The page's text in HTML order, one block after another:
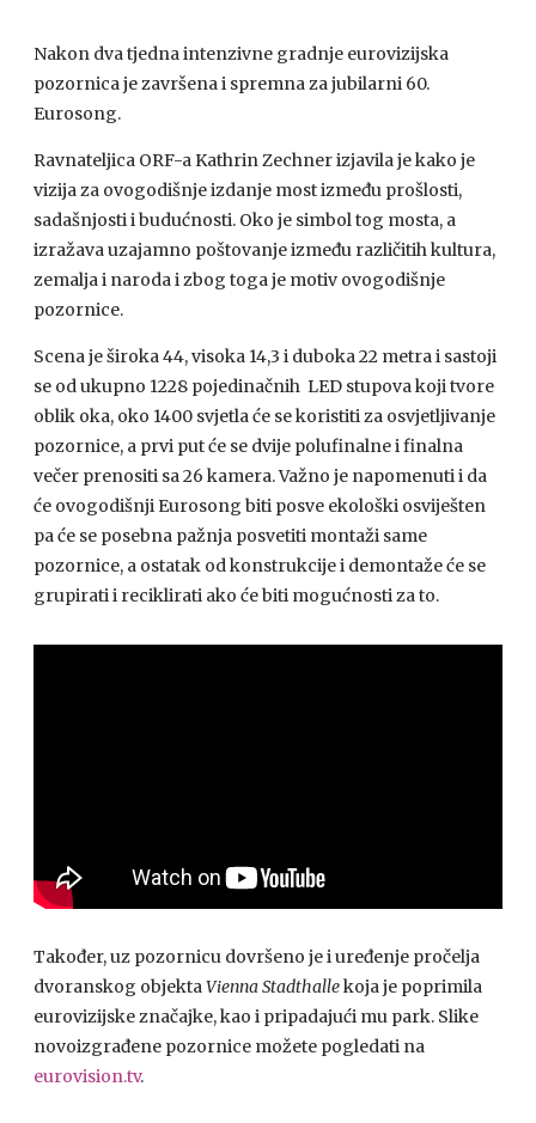
Nakon dva tjedna intenzivne gradnje eurovizijska
pozornica je završena i spremna za jubilarni 60.
Eurosong.
Ravnateljica ORF-a Kathrin Zechner izjavila je kako je
vizija za ovogodišnje izdanje most između prošlosti,
sadašnjosti i budućnosti. Oko je simbol tog mosta, a
izražava uzajamno poštovanje između različitih kultura,
zemalja i naroda i zbog toga je motiv ovogodišnje
pozornice.
Scena je široka 44, visoka 14,3 i duboka 22 metra i sastoji
se od ukupno 1228 pojedinačnih LED stupova koji tvore
oblik oka, oko 1400 svjetla će se koristiti za osvjetljivanje
pozornice, a prvi put će se dvije polufinalne i finalna
večer prenositi sa 26 kamera. Važno je napomenuti i da
će ovogodišnji Eurosong biti posve ekološki osviješten
pa će se posebna pažnja posvetiti montaži same
pozornice, a ostatak od konstrukcije i demontaže će se
grupirati i reciklirati ako će biti mogućnosti za to.
Također, uz pozornicu dovršeno je i uređenje pročelja
dvoranskog objekta Vienna Stadthallekoja je poprimila
eurovizijske značajke, kao i pripadajući mu park. Slike
novoizgrađene pozornice možete pogledati na
eurovision.tv.